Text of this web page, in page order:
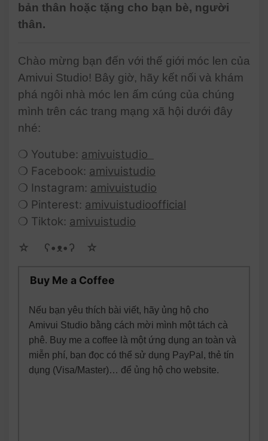
bản thân hoặc tặng cho bạn bè, người
thân.
Chào mừng bạn đến với thế giới móc len của
Amivui Studio! Bây giờ, hãy kết nối và khám
phá ngôi nhà móc len ấm cúng của chúng
mình trên các trang mạng xã hội dưới đây
nhé:
❍ Youtube: amivuistudio
❍ Facebook: amivuistudio
❍ Instagram: amivuistudio
❍ Pinterest: amivuistudioofficial
❍ Tiktok: amivuistudio
☆ゝ ʕ•ᴥ•ʔゝ☆
Buy Me a Coffee
Nếu bạn yêu thích bài viết, hãy ủng hộ cho
Amivui Studio bằng cách mời mình một tách cà
phê. Buy me a coffee là một ứng dụng an toàn và
miễn phí, bạn đọc có thể sử dụng PayPal, thẻ tín
dụng (Visa/Master)… để ủng hộ cho website.